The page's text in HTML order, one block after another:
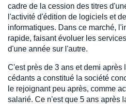
cadre de la cession des titres
l'activité d'édition de logiciels et
informatiques. Dans ce marché,
rapide, faisant évoluer les
d'une année sur l'autre.
C'est près de 3 ans et demi après
cédants a constitué la société
le rejoignant peu après, comme
salarié. Ce n'est que 5 ans après